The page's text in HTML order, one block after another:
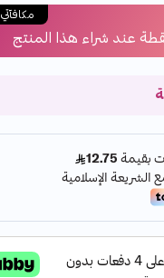
مكافآتي
عند شراء هذا المنتج